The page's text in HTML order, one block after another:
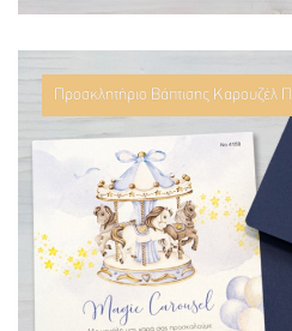
Προσκλητήριο Βάπτισης Καρουζέλ